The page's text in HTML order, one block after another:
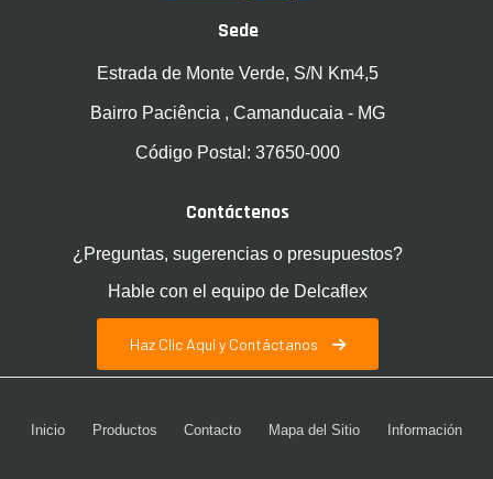
Sede
Estrada de Monte Verde, S/N Km4,5
Bairro Paciência , Camanducaia - MG
Código Postal: 37650-000
Contáctenos
¿Preguntas, sugerencias o presupuestos?
Hable con el equipo de Delcaflex
Haz Clic Aquí y Contáctanos
Inicio Productos Contacto Mapa del Sitio Información